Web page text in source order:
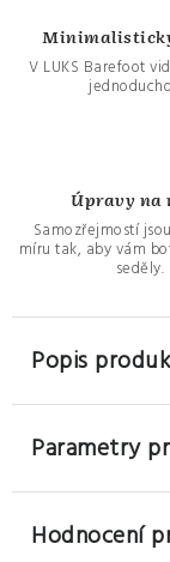
V LUKS Barefoot
Úpravy na
Samozřejmostí
míru tak, aby vám
seděly.
Popis
Parametry
Hodnocení